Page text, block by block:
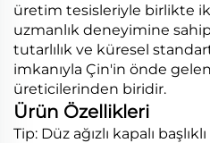
üretim tesisleriyle birlikte
uzmanlık deneyimine
tutarlılık ve küresel
imkanıyla Çin'in önde
üreticilerinden biridir.
Ürün Özellikleri
Tip: Düz ağızlı kapalı